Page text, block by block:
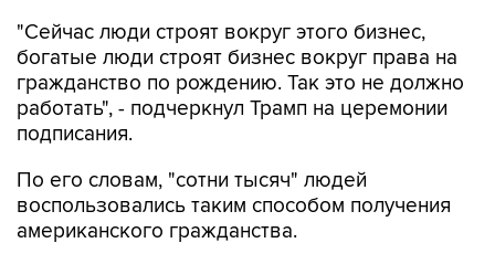
"Сейчас люди строят вокруг этого бизнес,
богатые люди строят бизнес вокруг права на
гражданство по рождению. Так это не должно
работать", - подчеркнул Трамп на церемонии
подписания.
По его словам, "сотни тысяч" людей
воспользовались таким способом получения
американского гражданства.